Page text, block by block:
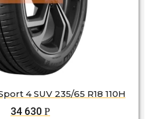
4 SUV 235/65 R18 110H
34 630 Р